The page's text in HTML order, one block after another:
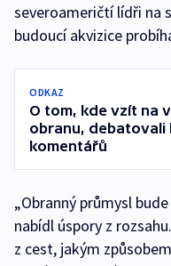
severoameričtí lídři na
budoucí akvizice
ODKAZ
O tom, kde vzít na
obranu, debatovali
komentářů
„Obranný průmysl
nabídl úspory z
z cest, jakým